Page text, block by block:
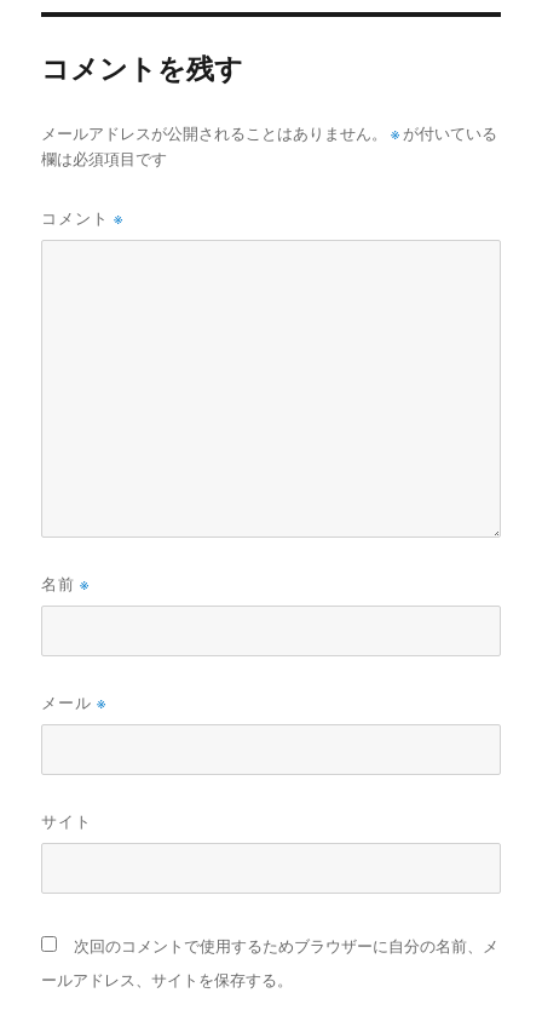
k
コメントを残す
メールアドレスが公開されることはありません。 ※ が付いている
欄は必須項目です
コメント※
名前※
メール※
サイト
次回のコメントで使用するためブラウザーに自分の名前、メ
ールアドレス、サイトを保存する。